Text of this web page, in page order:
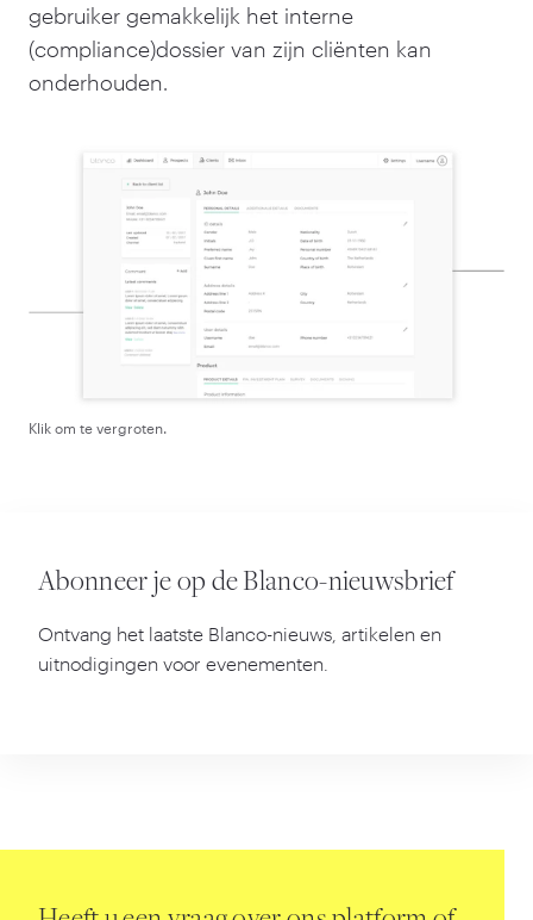
gebruiker gemakkelijk het interne
(compliance)dossier van zijn cliënten kan
onderhouden.
Klik om te vergroten.
Abonneer je op de Blanco-nieuwsbrief
Ontvang het laatste Blanco-nieuws, artikelen en
uitnodigingen voor evenementen.